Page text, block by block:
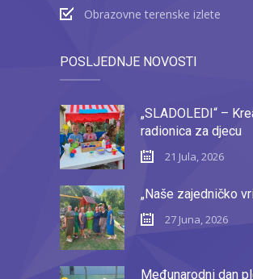
Obrazovne terenske izlete
POSLJEDNJE NOVOSTI
„SLADOLEDI“ –
radionica za djecu
21 Jula, 2026
„Naše zajedničko
27 Juna, 2026
Međunarodni dan